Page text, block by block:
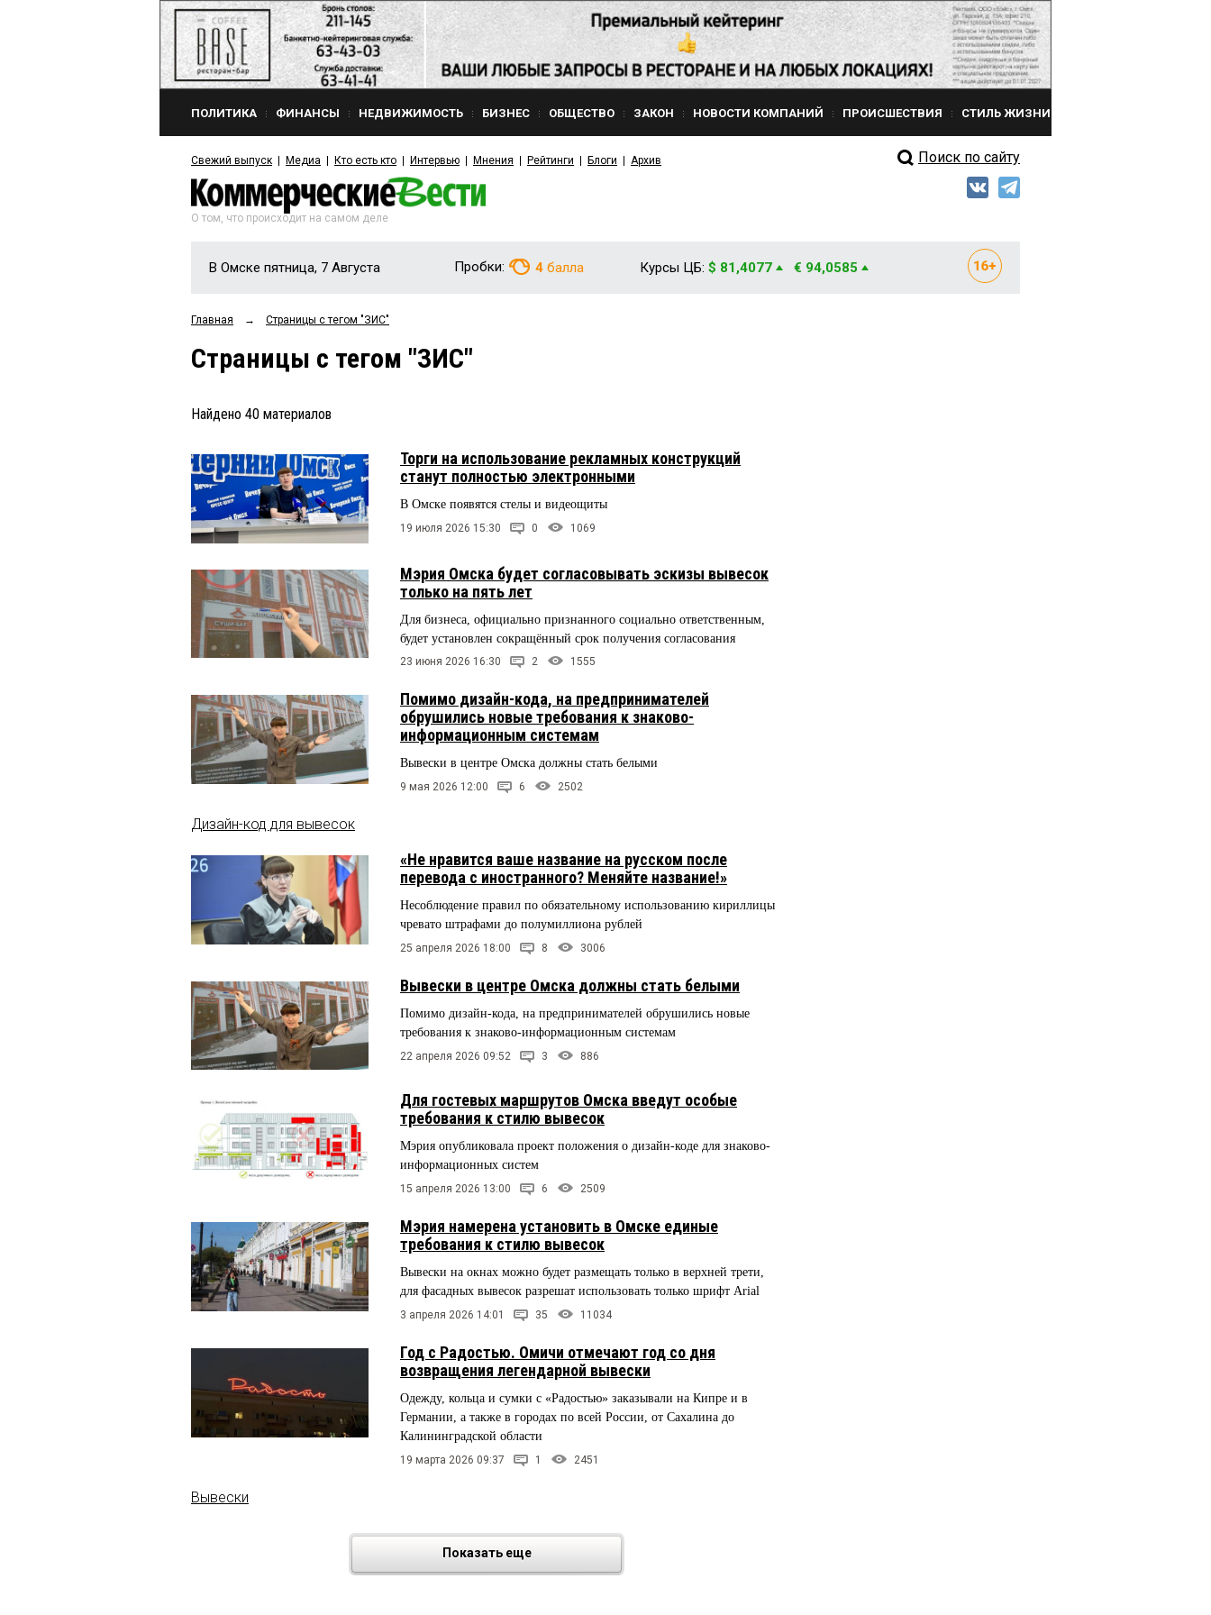
ПОЛИТИКА ФИНАНСЫ НЕДВИЖИМОСТЬ БИЗНЕС ОБЩЕСТВО ЗАКОН НОВОСТИ КОМПАНИЙ ПРОИСШЕСТВИЯ СТИЛЬ ЖИЗНИ
Свежий выпуск Медиа Кто есть кто Интервью Мнения Рейтинги Блоги Архив Поиск по сайту
О том, что происходит на самом деле
В Омске пятница, 7 Августа Пробки: 4 балла Курсы ЦБ: $ 81,4077 € 94,0585
Главная → Страницы c тегом "ЗИС"
Страницы c тегом "ЗИС"
Найдено 40 материалов
Торги на использование рекламных конструкций
станут полностью электронными
В Омске появятся стелы и видеощиты
19 июля 2026 15:30 0 1069
Мэрия Омска будет согласовывать эскизы вывесок
только на пять лет
Для бизнеса, официально признанного социально ответственным,
будет установлен сокращённый срок получения согласования
23 июня 2026 16:30 2 1555
Помимо дизайн-кода, на предпринимателей
обрушились новые требования к знаково-
информационным системам
Вывески в центре Омска должны стать белыми
9 мая 2026 12:00 6 2502
Дизайн-код для вывесок
«Не нравится ваше название на русском после
перевода с иностранного? Меняйте название!»
Несоблюдение правил по обязательному использованию кириллицы
чревато штрафами до полумиллиона рублей
25 апреля 2026 18:00 8 3006
Вывески в центре Омска должны стать белыми
Помимо дизайн-кода, на предпринимателей обрушились новые
требования к знаково-информационным системам
22 апреля 2026 09:52 3 886
Для гостевых маршрутов Омска введут особые
требования к стилю вывесок
Мэрия опубликовала проект положения о дизайн-коде для знаково-
информационных систем
15 апреля 2026 13:00 6 2509
Мэрия намерена установить в Омске единые
требования к стилю вывесок
Вывески на окнах можно будет размещать только в верхней трети,
для фасадных вывесок разрешат использовать только шрифт Arial
3 апреля 2026 14:01 35 11034
Год с Радостью. Омичи отмечают год со дня
возвращения легендарной вывески
Одежду, кольца и сумки с «Радостью» заказывали на Кипре и в
Германии, а также в городах по всей России, от Сахалина до
Калининградской области
19 марта 2026 09:37 1 2451
Вывески
Показать еще